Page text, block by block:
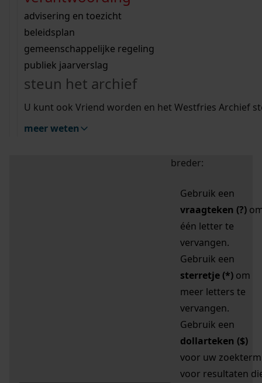
bouwvergunningen
omgevingsvergunningen
vergunningen
beeld en geluid
uitleg nodig?
Wij helpen u op weg met een aantal zoektips.
bekijk alle zoektips
Wij helpen u op weg met een aantal zoektips.
bekijk alle zoektips
bekijk ons geschiedenislokaal
advisering en toezicht
beleidsplan
gemeenschappelijke regeling
publiek jaarverslag
steun het archief
U kunt ook Vriend worden en het Westfries Archief
meer weten
zoektips
Mijn Studiezaal (inloggen)
uw zoekopdracht te
breder:
Gebruik een
vraagteken (?)
één letter te
vervangen.
Gebruik een
sterretje (*) om
meer letters te
vervangen.
Gebruik een
dollarteken ($)
voor uw zoekterm
voor resultaten